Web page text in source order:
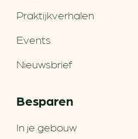
Praktijkverhalen
Events
Nieuwsbrief
Besparen
In je gebouw